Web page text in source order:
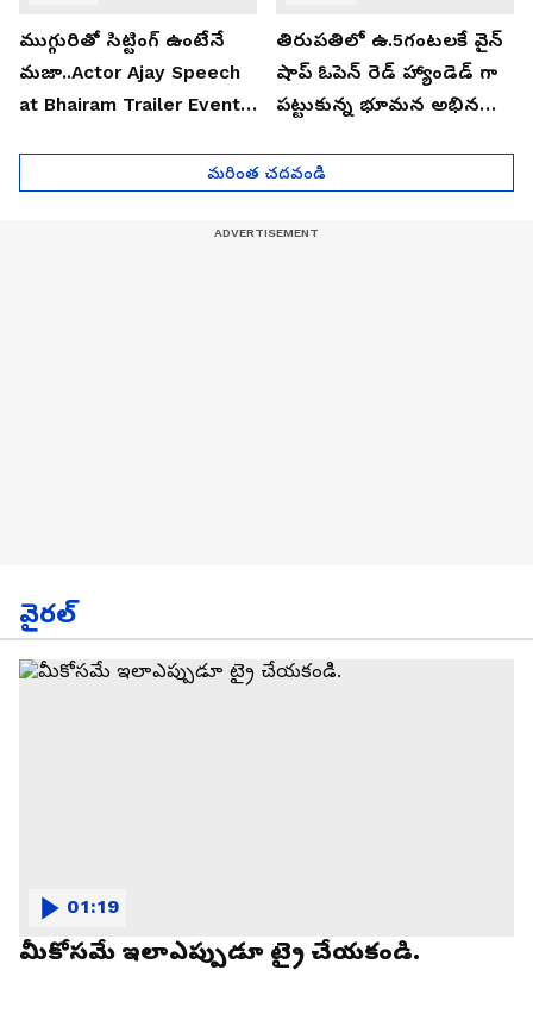
ముగ్గురితో సిట్టింగ్ ఉంటేనే
మజా..Actor Ajay Speech
at Bhairam Trailer Event |
తిరుపతిలో ఉ.5గంటలకే వైన్
షాప్ ఓపెన్ రెడ్ హ్యాండెడ్ గా
పట్టుకున్న భూమన అభినయ్|
మరింత చదవండి
వైరల్
మీకోసమే ఇలాఎప్పుడూ ట్రై చేయకండి.
01:19